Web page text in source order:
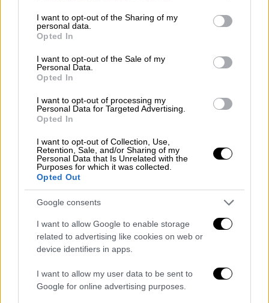
not limited to your visit or usage behaviour. You may click to
grant or deny consent to Google and its third-party tags to
use your data for below specified purposes in below Google
consent section.
I want to opt-out of the Sharing of my
personal data.
Opted In
I want to opt-out of the Sale of my
Personal Data.
Opted In
I want to opt-out of processing my
Personal Data for Targeted Advertising.
Opted In
I want to opt-out of Collection, Use,
Retention, Sale, and/or Sharing of my
Personal Data that Is Unrelated with the
Purposes for which it was collected.
Opted Out
Google consents
I want to allow Google to enable storage
related to advertising like cookies on web or
device identifiers in apps.
I want to allow my user data to be sent to
Google for online advertising purposes.
Οικονομία|20.11.2022 08:51
Ποια οφέλη παρουσιάζει η εξόρυξη
υδρογονανθράκων - Οι εκτιμήσεις των
ειδικών
Σύμφωνα με τις επίσημες εκτιμήσεις του
υπουργείου Περιβάλλοντος και Ενέργειας
κατά την περίοδο υπογραφής των
συμβάσεων παραχώρησης περιοχών της
Δυτικής Ελλάδας για έρευνες, για κάθε 100
εκατομμύρια βαρέλια πετρελαίου και με